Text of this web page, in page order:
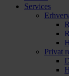
Services
Privat